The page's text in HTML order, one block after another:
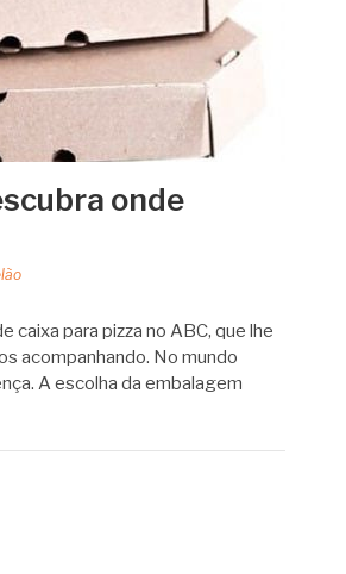
onde
caixa para pizza no ABC, que lhe
acompanhando. No mundo
A escolha da embalagem